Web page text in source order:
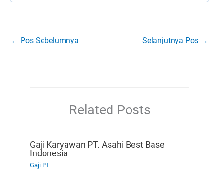
← Pos Sebelumnya Selanjutnya Pos →
Related Posts
Gaji Karyawan PT. Asahi Best Base
Indonesia
Gaji PT